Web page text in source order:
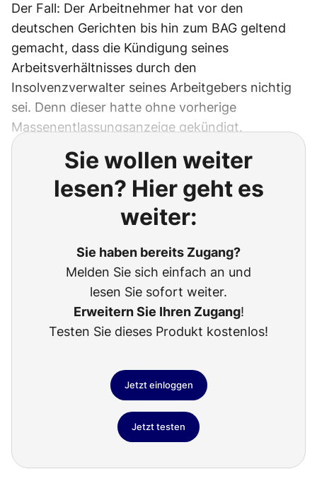
Der Fall: Der Arbeitnehmer hat vor den
deutschen Gerichten bis hin zum BAG geltend
gemacht, dass die Kündigung seines
Arbeitsverhältnisses durch den
Insolvenzverwalter seines Arbeitgebers nichtig
sei. Denn dieser hatte ohne vorherige
Massenentlassungsanzeige gekündigt.
Sie wollen weiter
lesen? Hier geht es
weiter:
Sie haben bereits Zugang?
Melden Sie sich einfach an und
lesen Sie sofort weiter.
Erweitern Sie Ihren Zugang!
Testen Sie dieses Produkt kostenlos!
Jetzt einloggen
Jetzt testen